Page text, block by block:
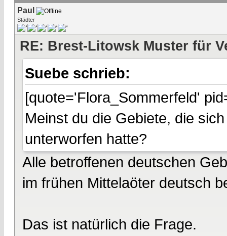
Paul
Städter
RE: Brest-Litowsk Muster für
Suebe schrieb:
[quote='Flora_Sommerfeld'
Meinst du die Gebiete, die
unterworfen hatte?
Alle betroffenen deutschen
im frühen Mittelaöter deutsch
Das ist natürlich die Frage.